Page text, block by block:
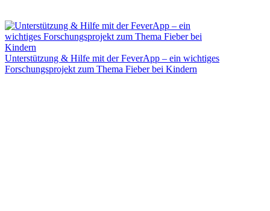
Unterstützung & Hilfe mit der FeverApp – ein wichtiges
Forschungsprojekt zum Thema Fieber bei Kindern